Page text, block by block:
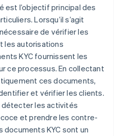
est l’objectif principal des
Lorsqu’il s’agit
de vérifier les
les autorisations
KYC fournissent les
ce processus. En collectant
ces documents,
et vérifier les clients.
détecter les activités
et prendre les contre-
KYC sont un